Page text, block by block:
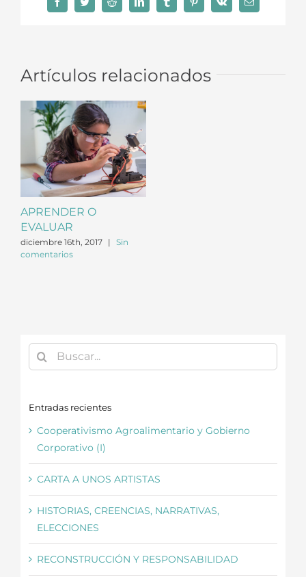
FacebookTwitterReddit LinkedInTumblrPinterest
Vk
Correo
electrónico
Artículos relacionados
APRENDER O
EVALUAR
diciembre 16th, 2017 | Sin
comentarios
Buscar:
Entradas recientes
Cooperativismo Agroalimentario y Gobierno
Corporativo (I)
CARTA A UNOS ARTISTAS
HISTORIAS, CREENCIAS, NARRATIVAS,
ELECCIONES
RECONSTRUCCIÓN Y RESPONSABILIDAD